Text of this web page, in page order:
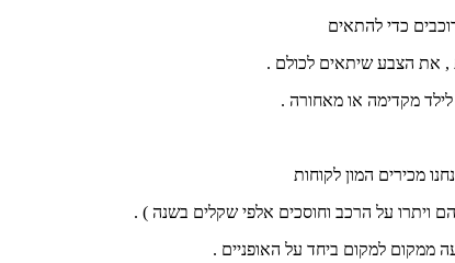
כדי להתאים
, את הצבע שיתאים לכולם .
לילד מקדימה או מאחורה .
מכירים המון לקוחות
ממקום למקום ביחד על האופניים .